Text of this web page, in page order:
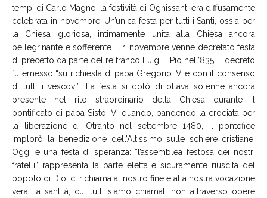
tempi di Carlo Magno, la festività di Ognissanti era diffusamente
celebrata in novembre. Un’unica festa per tutti i Santi, ossia per
la Chiesa gloriosa, intimamente unita alla Chiesa ancora
pellegrinante e sofferente. Il 1 novembre venne decretato festa
di precetto da parte del re franco Luigi il Pio nell’835. Il decreto
fu emesso “su richiesta di papa Gregorio IV e con il consenso
di tutti i vescovi”. La festa si dotò di ottava solenne ancora
presente nel rito straordinario della Chiesa durante il
pontificato di papa Sisto IV, quando, bandendo la crociata per
la liberazione di Otranto nel settembre 1480, il pontefice
implorò la benedizione dell’Altissimo sulle schiere cristiane.
Oggi è una festa di speranza: “l’assemblea festosa dei nostri
fratelli” rappresenta la parte eletta e sicuramente riuscita del
popolo di Dio; ci richiama al nostro fine e alla nostra vocazione
vera: la santità, cui tutti siamo chiamati non attraverso opere